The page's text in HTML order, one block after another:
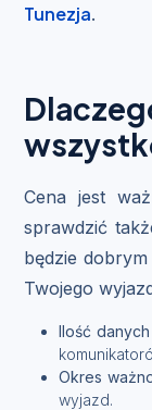
Tunezja.
Cena jest
sprawdzić
będzie
Twojego
Ilość danych
Okres
wyjazd.